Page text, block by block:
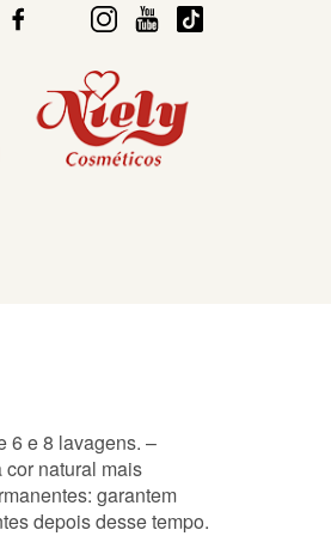
FACEBOOK
TWITTERFIQUE DIVAFIQUE DIVA
6 e 8 lavagens. –
natural mais
garantem
depois desse tempo.